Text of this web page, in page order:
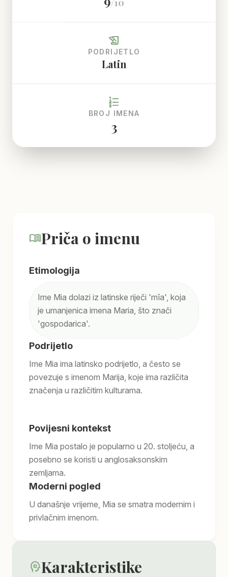
/10
history_edu
PODRIJETLO
Latin
format_list_numbered
BROJ IMENA
3
menu_bookPriča o imenu
Etimologija
Ime Mia dolazi iz latinske riječi 'mīa', koja
je umanjenica imena Maria, što znači
'gospodarica'.
Podrijetlo
Ime Mia ima latinsko podrijetlo, a često se
povezuje s imenom Marija, koje ima različita
značenja u različitim kulturama.
Povijesni kontekst
Ime Mia postalo je popularno u 20. stoljeću, a
posebno se koristi u anglosaksonskim
zemljama.
Moderni pogled
U današnje vrijeme, Mia se smatra modernim i
privlačnim imenom.
psychologyKarakteristike